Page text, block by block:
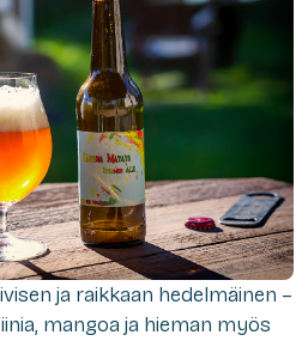
ja raikkaan hedelmäinen –
mangoa ja hieman myös